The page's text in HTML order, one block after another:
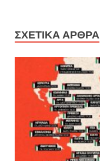
ΣΧΕΤΙΚΆ ΆΡΘΡΑ